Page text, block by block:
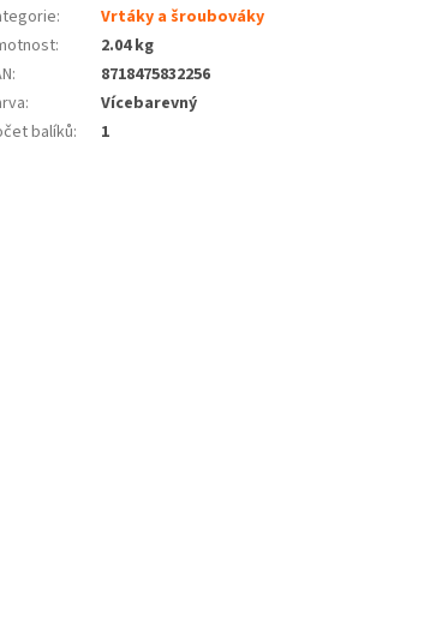
:
Vrtáky a šroubováky
:
2.04 kg
:
8718475832256
:
Vícebarevný
balíků: 1